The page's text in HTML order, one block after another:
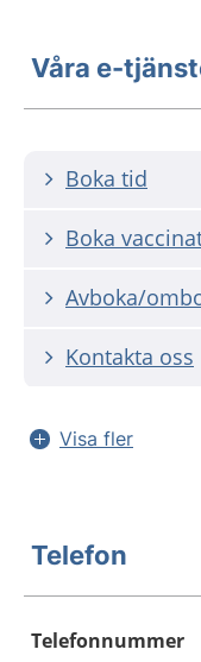
Våra e-
Boka tid
Boka
Avboka/
Kontakta oss
Visa fler
Telefon
Telefonnummer